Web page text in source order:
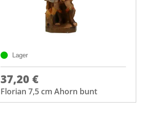
Lager
37,20 €
Florian 7,5 cm Ahorn bunt